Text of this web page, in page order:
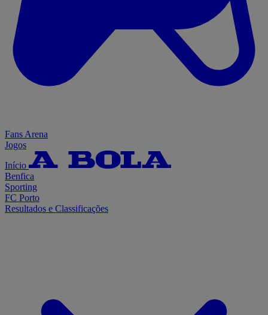
Fans Arena
Jogos
Início
Benfica
Sporting
FC Porto
Resultados e Classificações